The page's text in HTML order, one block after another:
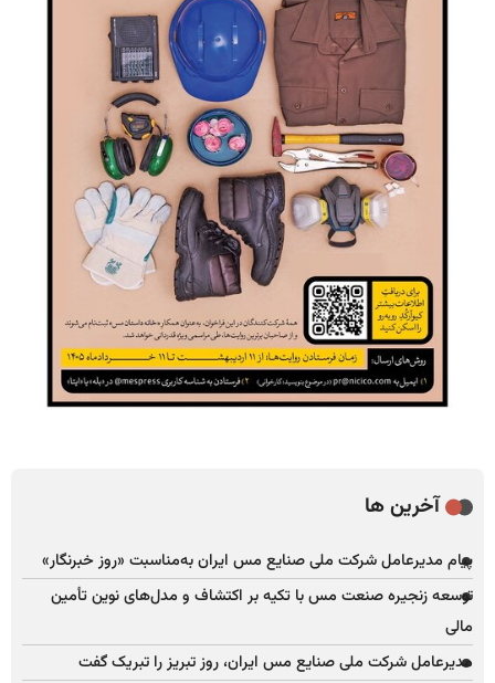
آخرین ها
پیام مدیرعامل شرکت ملی صنایع مس ایران به‌مناسبت «روز خبرنگار»
توسعه زنجیره صنعت مس با تکیه بر اکتشاف و مدل‌های نوین تأمین
مالی
مدیرعامل شرکت ملی صنایع مس ایران، روز تبریز را تبریک گفت